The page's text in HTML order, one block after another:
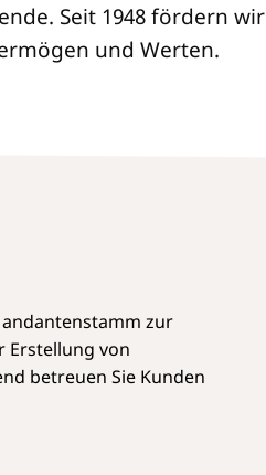
Seit 1948 fördern wir
und Werten.
zur
Erstellung von
betreuen Sie Kunden